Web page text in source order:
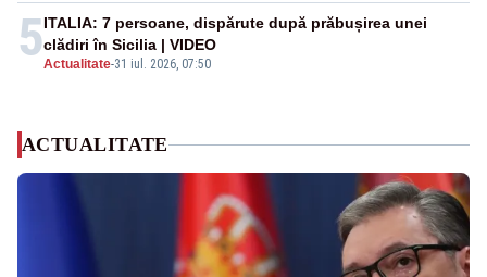
5Actualitate-31 iul. 2026, 07:50
ITALIA: 7 persoane, dispărute după prăbușirea unei
clădiri în Sicilia | VIDEO
ACTUALITATE